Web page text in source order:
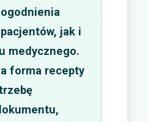
jak i
medycznego.
forma recepty